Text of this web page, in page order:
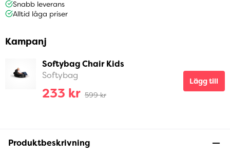
Snabb leverans
Alltid låga priser
Kampanj
Softybag Chair Kids
Softybag
233 kr 599 kr
Lägg till
Produktbeskrivning